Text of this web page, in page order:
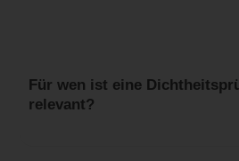
Für wen ist eine
relevant?